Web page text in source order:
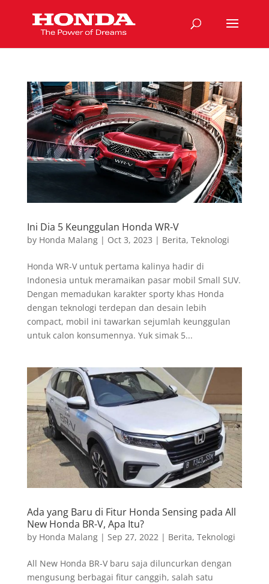
Ini Dia 5 Keunggulan Honda WR-V
by Honda Malang| Oct 3, 2023 | Berita, Teknologi
Honda WR-V untuk pertama kalinya hadir di
Indonesia untuk meramaikan pasar mobil Small SUV.
Dengan memadukan karakter sporty khas Honda
dengan teknologi terdepan dan desain lebih
compact, mobil ini tawarkan sejumlah keunggulan
untuk calon konsumennya. Yuk simak 5...
Ada yang Baru di Fitur Honda Sensing pada All
New Honda BR-V, Apa Itu?
by Honda Malang| Sep 27, 2022| Berita, Teknologi
All New Honda BR-V baru saja diluncurkan dengan
mengusung berbagai fitur canggih, salah satu